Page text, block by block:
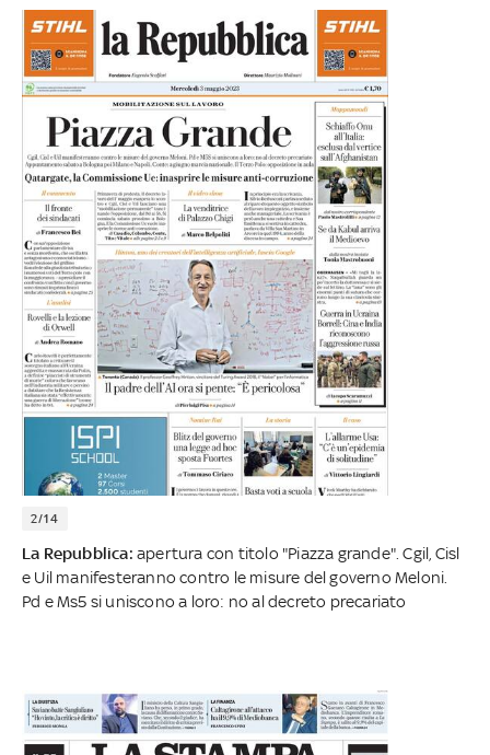
2/14
La Repubblica: apertura con titolo "Piazza grande". Cgil, Cisl
e Uil manifesteranno contro le misure del governo Meloni.
Pd e Ms5 si uniscono a loro: no al decreto precariato